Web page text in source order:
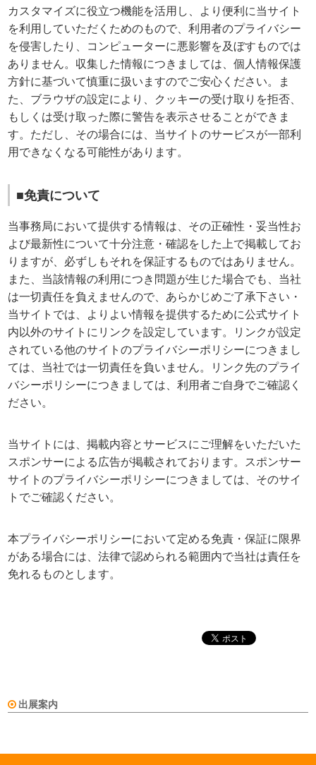
カスタマイズに役立つ機能を活用し、より便利に当サイト
を利用していただくためのもので、利用者のプライバシー
を侵害したり、コンピューターに悪影響を及ぼすものでは
ありません。収集した情報につきましては、個人情報保護
方針に基づいて慎重に扱いますのでご安心ください。ま
た、ブラウザの設定により、クッキーの受け取りを拒否、
もしくは受け取った際に警告を表示させることができま
す。ただし、その場合には、当サイトのサービスが一部利
用できなくなる可能性があります。
■免責について
当事務局において提供する情報は、その正確性・妥当性お
よび最新性について十分注意・確認をした上で掲載してお
りますが、必ずしもそれを保証するものではありません。
また、当該情報の利用につき問題が生じた場合でも、当社
は一切責任を負えませんので、あらかじめご了承下さい・
当サイトでは、よりよい情報を提供するために公式サイト
内以外のサイトにリンクを設定しています。リンクが設定
されている他のサイトのプライバシーポリシーにつきまし
ては、当社では一切責任を負いません。リンク先のプライ
バシーポリシーにつきましては、利用者ご自身でご確認く
ださい。
当サイトには、掲載内容とサービスにご理解をいただいた
スポンサーによる広告が掲載されております。スポンサー
サイトのプライバシーポリシーにつきましては、そのサイ
トでご確認ください。
本プライバシーポリシーにおいて定める免責・保証に限界
がある場合には、法律で認められる範囲内で当社は責任を
免れるものとします。
出展案内